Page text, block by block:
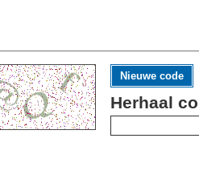
Nieuwe code
Herhaal